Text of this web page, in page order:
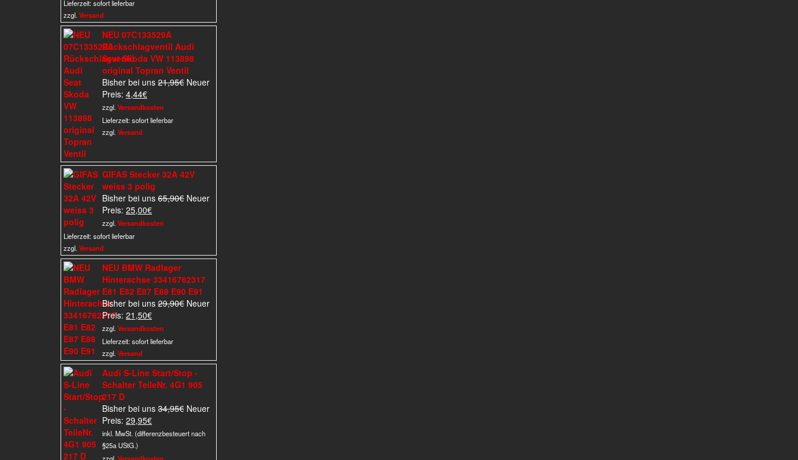
Lieferzeit:sofort lieferbar
zzgl. Versand
NEU 07C133529A
Rückschlagventil Audi
Seat Skoda VW 113898
original Topran Ventil
Bisher bei uns 21,95€ Ursprünglicher
Neuer
Preis: 4,44€Aktueller
Preis
ist:
zzgl. Versandkosten
Lieferzeit:sofort lieferbar
zzgl. Versand
GIFAS Stecker 32A 42V
weiss 3 polig
Bisher bei uns 65,90€ Ursprünglicher
Neuer
Preis: 25,00€Aktueller
Preis
zzgl. Versandkosten
Lieferzeit:sofort lieferbar
zzgl. Versand
NEU BMW Radlager
Hinterachse 33416762317
E81 E82 E87 E88 E90 E91
Bisher bei uns 29,90€ Ursprünglicher
Neuer
Preis: 21,50€Aktueller
Preis
ist:
zzgl. Versandkosten
Lieferzeit:sofort lieferbar
zzgl. Versand
Audi S-Line Start/Stop -
Schalter TeileNr. 4G1 905
217 D
Bisher bei uns 34,95€ Ursprünglicher
war:
Neuer
Preis: 29,95€Aktueller
Preis
29,95€.
inkl. MwSt. (differenzbesteuert nach
§25a UStG.)